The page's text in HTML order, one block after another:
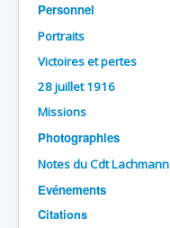
Personnels
Formation
Doctrines
Les As
Cahiers des As
Personnel
Portraits
Victoires et pertes
28 juillet 1916
Missions
Photographies
Notes du Cdt Lachmann
Evénements
Citations